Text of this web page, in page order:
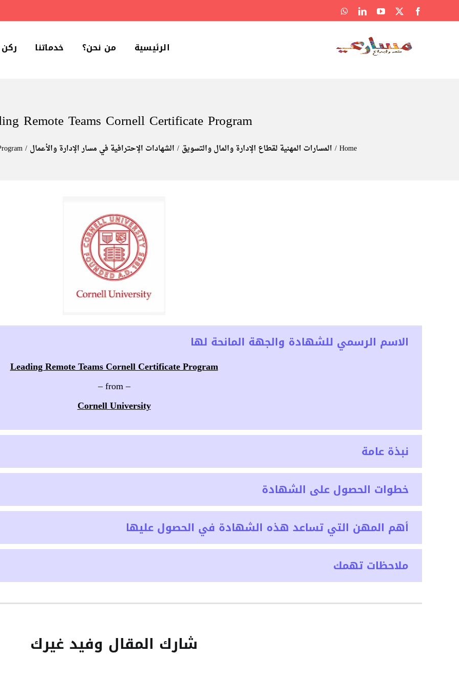
Facebook
X
YouTube
LinkedIn
WhatsApp
الرئيسية من نحن؟ خدماتنا
Remote Teams Cornell Certificate Program
Home المسارات المهنية لقطاع الإدارة والمال والتسويق الشهادات الإحترافية في مسار الإدارة والأعمال
الاسم الرسمي للشهادة والجهة المانحة لها
Leading Remote Teams Cornell Certificate Program
– from –
Cornell University
نبذة عامة
خطوات الحصول على الشهادة
أهم المهن التي تساعد هذه الشهادة في الحصول عليها
ملاحظات تهمك
شارك المقال وفيد غيرك